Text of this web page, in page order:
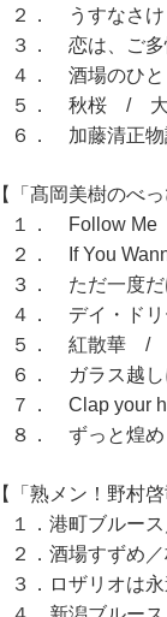
２． うすなさ
３． 恋は、ご
４． 酒場のひ
５． 秋桜 / 大
６． 加藤清正物
【「髙岡美樹のべ
１． Follow
２． If You
３． ただ一度
４． デイ・ドリ
５． 紅散華 /
６． ガラス越
７． Clap your
８． ずっと煌め
【「熟メン！野村
１．港町ブルース
２．酒場すずめ／
３．ロザリオは永